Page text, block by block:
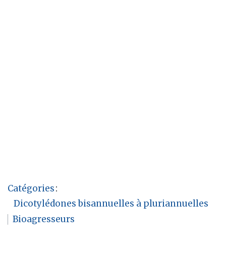
Catégories:
Dicotylédones bisannuelles à pluriannuelles
Bioagresseurs